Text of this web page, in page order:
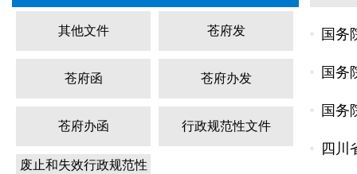
其他文件 苍府发
苍府函 苍府办发
苍府办函 行政规范性文件
废止和失效行政规范性
国务
国务
国务
四川